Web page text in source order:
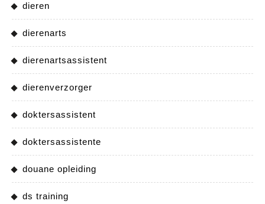
dieren
dierenarts
dierenartsassistent
dierenverzorger
doktersassistent
doktersassistente
douane opleiding
ds training